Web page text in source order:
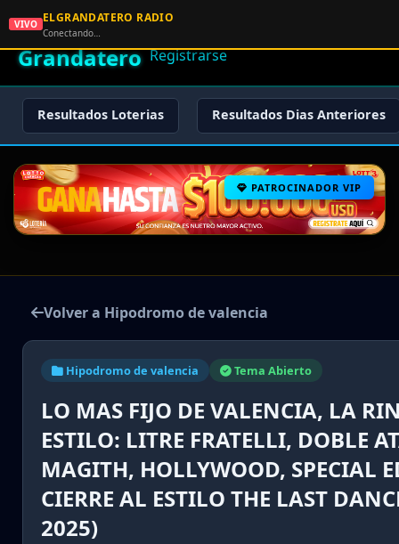
🌟 El
Grandatero Registrarse
Resultados Loterias Resultados Dias Anteriores
PATROCINADOR VIP
Volver a Hipodromo de valencia
Hipodromo de valencia Tema Abierto
LO MAS FIJO DE VALENCIA, LA
ESTILO: LITRE FRATELLI, DOBLE
MAGITH, HOLLYWOOD, SPECIAL
CIERRE AL ESTILO THE LAST
2025)
VIVO ELGRANDATERO RADIO
Conectando…